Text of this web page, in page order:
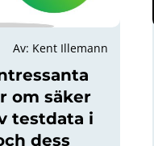
Av: Kent Illemann
om säker
testdata i
dess